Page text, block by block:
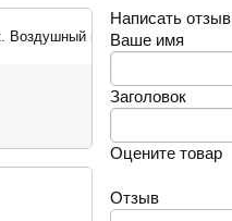
Воздушный волшебник.
Написать отзыв
Ваше имя
Заголовок
Оцените товар
Отзыв